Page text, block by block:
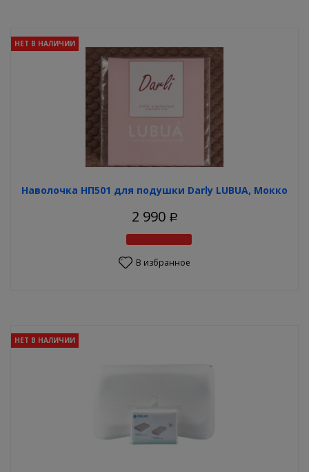
Наволочка НП501 для подушки Darly LUBUA, Мокко
НЕТ В НАЛИЧИИ
2 990 Р
В избранное
НЕТ В НАЛИЧИИ